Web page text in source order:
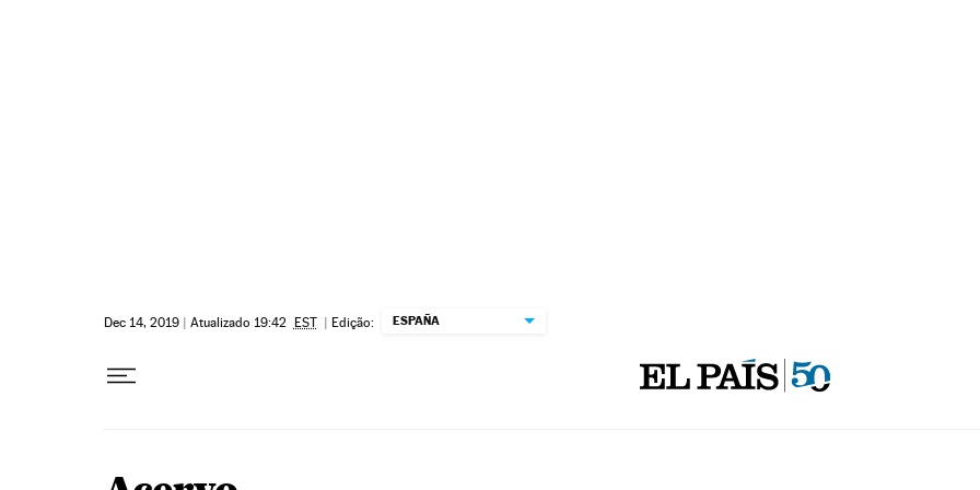
Dec 14, 2019 | Atualizado 19:42 EST | Edição: ESPAÑA